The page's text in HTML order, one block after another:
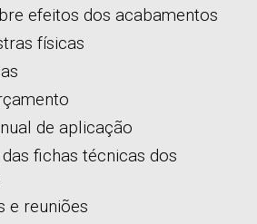
efeitos dos acabamentos
físicas
de aplicação
fichas técnicas dos
e reuniões